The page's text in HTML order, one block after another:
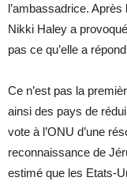
l’ambassadrice.
Nikki Haley a
pas ce qu’elle a
Ce n’est pas la
ainsi des pays de
vote à l’ONU d’une
reconnaissance de
estimé que les Etats-